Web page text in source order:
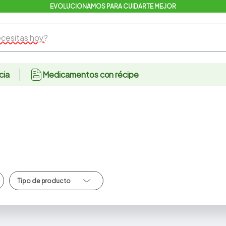
EVOLUCIONAMOS PARA CUIDARTE MEJOR
hoy?
Medicamentos con récipe